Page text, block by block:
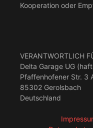
Kooperation oder
VERANTWORTLICH
Delta Garage UG
Pfaffenhofener Str. 3
85302 Gerolsbach
Deutschland